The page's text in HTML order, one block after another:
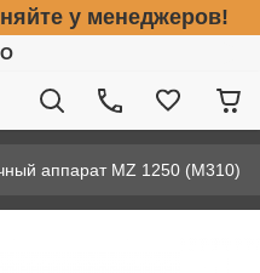
у менеджеров!
аппарат MZ 1250 (М310)